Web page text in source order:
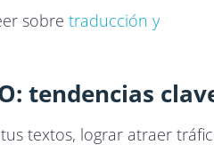
sobre traducción y
tendencias
textos, lograr atraer